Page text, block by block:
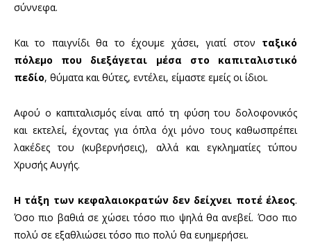
σύννεφα.
Και το παιγνίδι θα το έχουμε χάσει, γιατί στον ταξικό
πόλεμο που διεξάγεται μέσα στο καπιταλιστικό
πεδίο, θύματα και θύτες, εντέλει, είμαστε εμείς οι ίδιοι.
Αφού ο καπιταλισμός είναι από τη φύση του δολοφονικός
και εκτελεί, έχοντας για όπλα όχι μόνο τους καθωσπρέπει
λακέδες του (κυβερνήσεις), αλλά και εγκληματίες τύπου
Χρυσής Αυγής.
Η τάξη των κεφαλαιοκρατών δεν δείχνει ποτέ έλεος.
Όσο πιο βαθιά σε χώσει τόσο πιο ψηλά θα ανεβεί. Όσο πιο
πολύ σε εξαθλιώσει τόσο πιο πολύ θα ευημερήσει.